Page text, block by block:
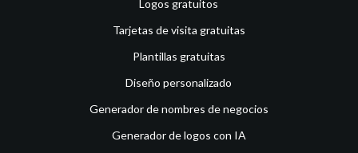
Logos gratuitos
Tarjetas de visita gratuitas
Plantillas gratuitas
Diseño personalizado
Generador de nombres de negocios
Generador de logos con IA